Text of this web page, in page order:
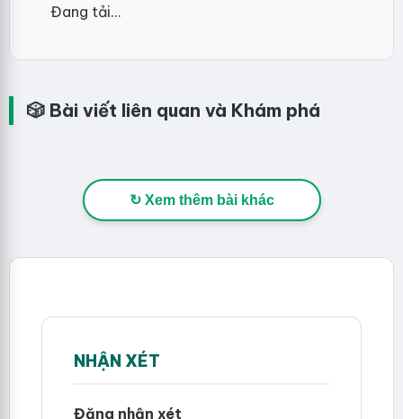
Đang tải...
🎲 Bài viết liên quan và Khám phá
↻ Xem thêm bài khác
NHẬN XÉT
Đăng nhận xét